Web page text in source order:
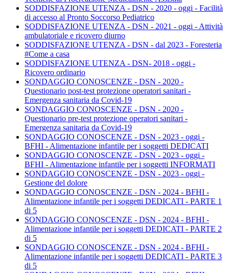
SODDISFAZIONE UTENZA - DSN - 2020 - oggi - Facilità
di accesso al Pronto Soccorso Pediatrico
SODDISFAZIONE UTENZA - DSN - 2021 - oggi - Attività
ambulatoriale e ricovero diurno
SODDISFAZIONE UTENZA - DSN - dal 2023 - Foresteria
#Come a casa
SODDISFAZIONE UTENZA - DSN- 2018 - oggi -
Ricovero ordinario
SONDAGGIO CONOSCENZE - DSN - 2020 -
Questionario post-test protezione operatori sanitari -
Emergenza sanitaria da Covid-19
SONDAGGIO CONOSCENZE - DSN - 2020 -
Questionario pre-test protezione operatori sanitari -
Emergenza sanitaria da Covid-19
SONDAGGIO CONOSCENZE - DSN - 2023 - oggi -
BFHI - Alimentazione infantile per i soggetti DEDICATI
SONDAGGIO CONOSCENZE - DSN - 2023 - oggi -
BFHI - Alimentazione infantile per i soggetti INFORMATI
SONDAGGIO CONOSCENZE - DSN - 2023 - oggi -
Gestione del dolore
SONDAGGIO CONOSCENZE - DSN - 2024 - BFHI -
Alimentazione infantile per i soggetti DEDICATI - PARTE 1
di 5
SONDAGGIO CONOSCENZE - DSN - 2024 - BFHI -
Alimentazione infantile per i soggetti DEDICATI - PARTE 2
di 5
SONDAGGIO CONOSCENZE - DSN - 2024 - BFHI -
Alimentazione infantile per i soggetti DEDICATI - PARTE 3
di 5